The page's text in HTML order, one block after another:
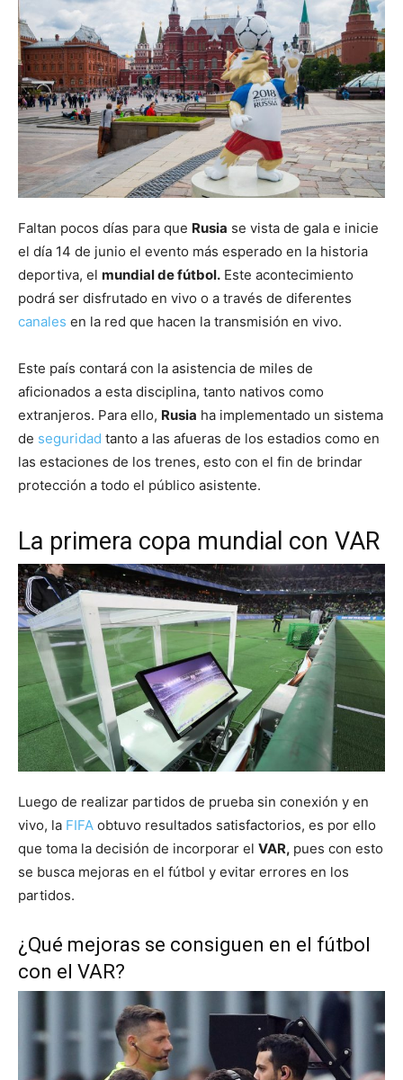
Faltan pocos días para que Rusia se vista de gala e inicie
el día 14 de junio el evento más esperado en la historia
deportiva, el mundial de fútbol. Este acontecimiento
podrá ser disfrutado en vivo o a través de diferentes
canales en la red que hacen la transmisión en vivo.
Este país contará con la asistencia de miles de
aficionados a esta disciplina, tanto nativos como
extranjeros. Para ello, Rusia ha implementado un sistema
de seguridad tanto a las afueras de los estadios como en
las estaciones de los trenes, esto con el fin de brindar
protección a todo el público asistente.
La primera copa mundial con VAR
Luego de realizar partidos de prueba sin conexión y en
vivo, la FIFA obtuvo resultados satisfactorios, es por ello
que toma la decisión de incorporar el VAR, pues con esto
se busca mejoras en el fútbol y evitar errores en los
partidos.
¿Qué mejoras se consiguen en el fútbol
con el VAR?